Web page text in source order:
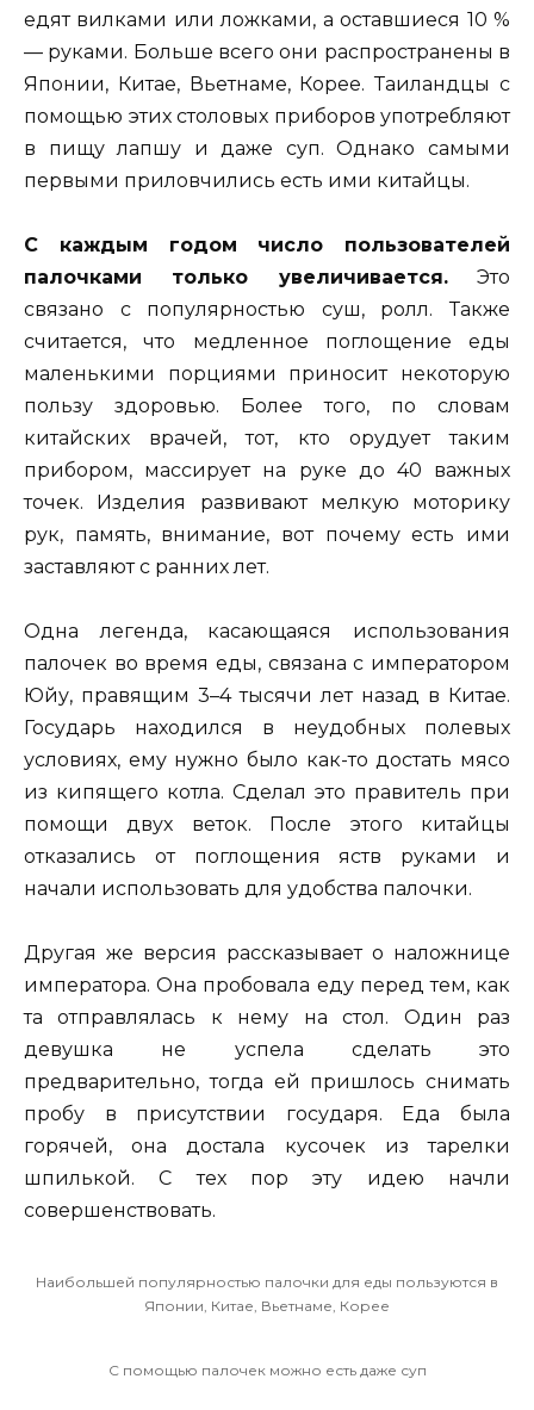
едят вилками или ложками, а оставшиеся 10 %
— руками. Больше всего они распространены в
Японии, Китае, Вьетнаме, Корее. Таиландцы с
помощью этих столовых приборов употребляют
в пищу лапшу и даже суп. Однако самыми
первыми приловчились есть ими китайцы.
С каждым годом число пользователей
палочками только увеличивается.Это
связано с популярностью суш, ролл. Также
считается, что медленное поглощение еды
маленькими порциями приносит некоторую
пользу здоровью. Более того, по словам
китайских врачей, тот, кто орудует таким
прибором, массирует на руке до 40 важных
точек. Изделия развивают мелкую моторику
рук, память, внимание, вот почему есть ими
заставляют с ранних лет.
Одна легенда, касающаяся использования
палочек во время еды, связана с императором
Юйу, правящим 3–4 тысячи лет назад в Китае.
Государь находился в неудобных полевых
условиях, ему нужно было как-то достать мясо
из кипящего котла. Сделал это правитель при
помощи двух веток. После этого китайцы
отказались от поглощения яств руками и
начали использовать для удобства палочки.
Другая же версия рассказывает о наложнице
императора. Она пробовала еду перед тем, как
та отправлялась к нему на стол. Один раз
девушка не успела сделать это
предварительно, тогда ей пришлось снимать
пробу в присутствии государя. Еда была
горячей, она достала кусочек из тарелки
шпилькой. С тех пор эту идею начли
совершенствовать.
Наибольшей популярностью палочки для еды пользуются в
Японии, Китае, Вьетнаме, Корее
С помощью палочек можно есть даже суп